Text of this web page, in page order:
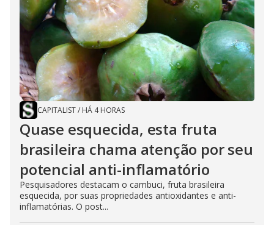
CAPITALIST/ HÁ 4 HORAS
Quase esquecida, esta fruta
brasileira chama atenção por seu
potencial anti-inflamatório
Pesquisadores destacam o cambuci, fruta brasileira
esquecida, por suas propriedades antioxidantes e anti-
inflamatórias. O post...